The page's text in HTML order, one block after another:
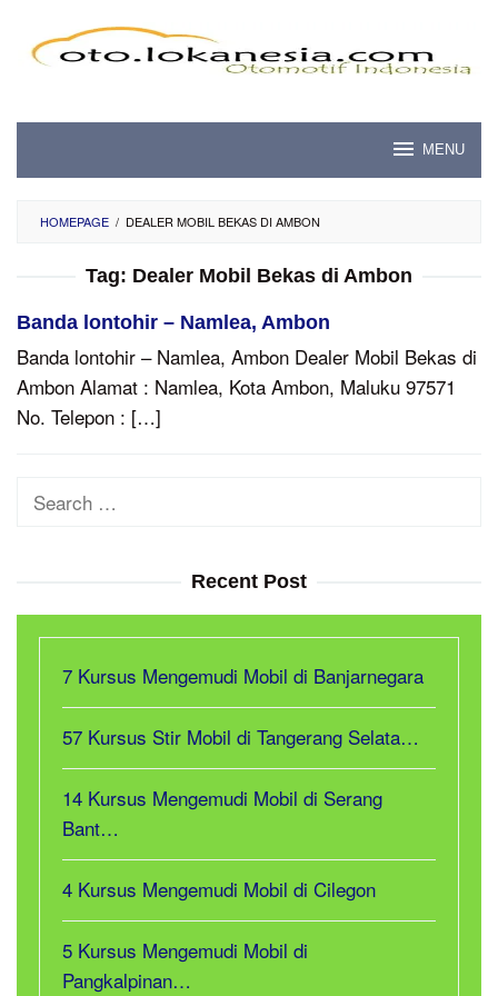
content
MENU
HOMEPAGE / DEALER MOBIL BEKAS DI AMBON
Tag: Dealer Mobil Bekas di Ambon
Banda lontohir – Namlea, Ambon
Banda lontohir – Namlea, Ambon Dealer Mobil Bekas di
Ambon Alamat : Namlea, Kota Ambon, Maluku 97571
No. Telepon : […]
Search
Recent Post
7 Kursus Mengemudi Mobil di Banjarnegara
57 Kursus Stir Mobil di Tangerang Selata…
14 Kursus Mengemudi Mobil di Serang
Bant…
4 Kursus Mengemudi Mobil di Cilegon
5 Kursus Mengemudi Mobil di
Pangkalpinan…